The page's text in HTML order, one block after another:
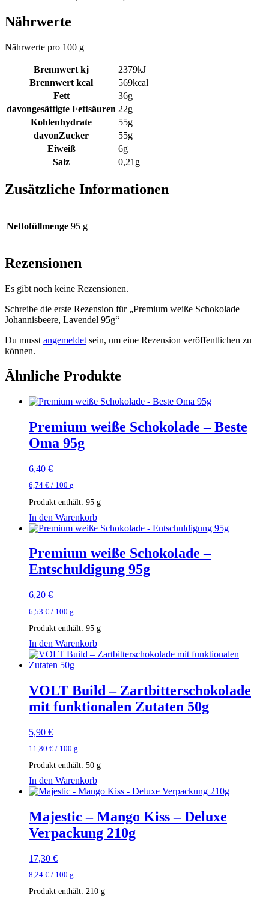
Nährwerte
Nährwerte pro 100 g
Brennwert kj 2379kJ
Brennwert kcal
569kcal
Fett
36g
davongesättigte Fettsäuren 22g
Kohlenhydrate
55g
davonZucker 55g
Eiweiß
6g
Salz
0,21 g
Zusätzliche Informationen
Nettofüllmenge 95 g
Rezensionen
Es gibt noch keine Rezensionen.
Schreibe die erste Rezension für „Premium weiße Schokolade –
Johannisbeere, Lavendel 95g“
Du musst angemeldet sein, um eine Rezension veröffentlichen zu
können.
Ähnliche Produkte
Premium weiße Schokolade – Beste
Oma 95g
6,40 €
6,74 € / 100 g
Produkt enthält: 95 g
In den Warenkorb
Premium weiße Schokolade –
Entschuldigung 95g
6,20 €
6,53 € / 100 g
Produkt enthält: 95 g
In den Warenkorb
VOLT Build – Zartbitterschokolade
mit funktionalen Zutaten 50g
5,90 €
11,80 € / 100 g
Produkt enthält: 50 g
In den Warenkorb
Majestic – Mango Kiss – Deluxe
Verpackung 210g
17,30 €
8,24 € / 100 g
Produkt enthält: 210 g